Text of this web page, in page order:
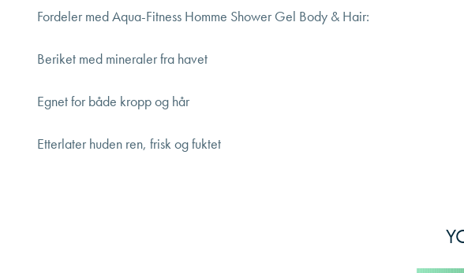
Fordeler med Aqua-Fitness Homme Shower Gel Body & Hair:
Beriket med mineraler fra havet
Egnet for både kropp og hår
Etterlater huden ren, frisk og fuktet